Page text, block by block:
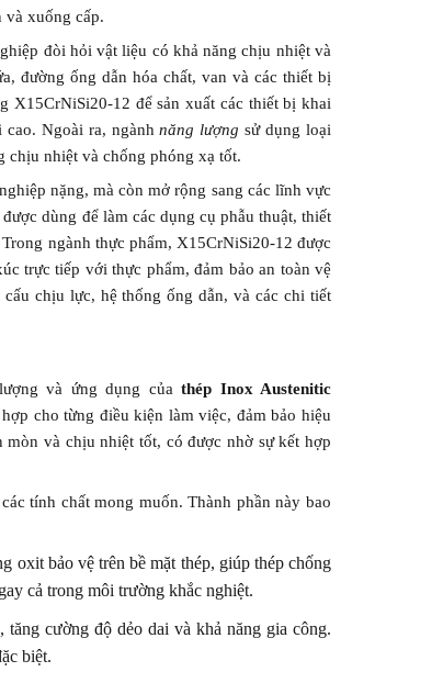
và xuống cấp.
đòi hỏi vật liệu có khả năng chịu nhiệt và
đường ống dẫn hóa chất, van và các thiết bị
X15CrNiSi20-12 để sản xuất các thiết bị khai
cao. Ngoài ra, ngànhnăng lượng sử dụng loại
chịu nhiệt và chống phóng xạ tốt.
nặng, mà còn mở rộng sang các lĩnh vực
dùng để làm các dụng cụ phẫu thuật, thiết
ngành thực phẩm, X15CrNiSi20-12 được
trực tiếp với thực phẩm, đảm bảo an toàn vệ
chịu lực, hệ thống ống dẫn, và các chi tiết
và ứng dụng củathép Inox Austenitic
cho từng điều kiện làm việc, đảm bảo hiệu
và chịu nhiệt tốt, có được nhờ sự kết hợp
tính chất mong muốn. Thành phần này bao
oxit bảo vệ trên bề mặt thép, giúp thép chống
cả trong môi trường khắc nghiệt.
cường độ dẻo dai và khả năng gia công.
biệt.